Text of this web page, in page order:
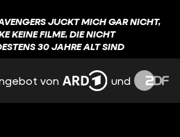
JUCKT MICH GAR NICHT,
KEINE FILME, DIE NICHT
30 JAHRE ALT SIND
OF THE DRAGON: UNGEBEUGT
UNGEZÄHMT / BESPRECHUNG &
von und